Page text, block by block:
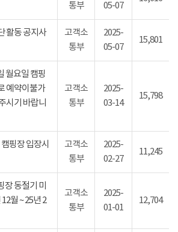
통부
05-07
활동 공지사
고객소
통부
2025-
05-07
15,801
월요일 캠핑
예약이불가
시기 바랍니
고객소
통부
2025-
03-14
15,798
핑장 입장시
고객소
통부
2025-
02-27
11,245
동절기 미
월 ~ 25년 2
고객소
통부
2025-
01-01
12,704